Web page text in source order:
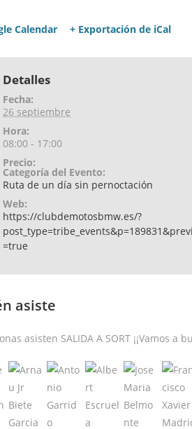
Calendar + Exportación de iCal
Detalles
Fecha:
26 septiembre
Hora:
08:00 - 17:00
Precio:
Categoría del Evento:
Ruta de un día sin pernoctación
Web:
https://clubdemotosbmw.es/?
=true
asiste
asisten SALIDA A SORT ¡¡Vamos a